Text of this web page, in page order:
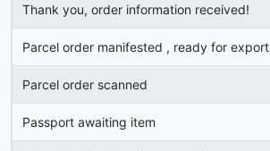
Thank you, order information received!
Parcel order manifested , ready for export
Parcel order scanned
Passport awaiting item